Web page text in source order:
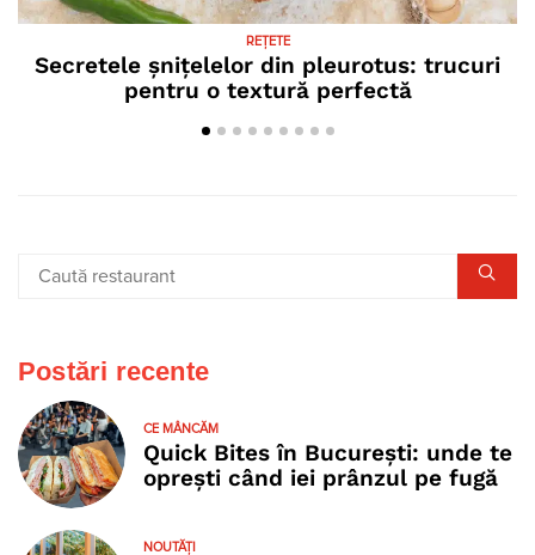
REȚETE
Secretele șnițelelor din pleurotus: trucuri
pentru o textură perfectă
Postări recente
CE MÂNCĂM
Quick Bites în București: unde te
oprești când iei prânzul pe fugă
NOUTĂȚI